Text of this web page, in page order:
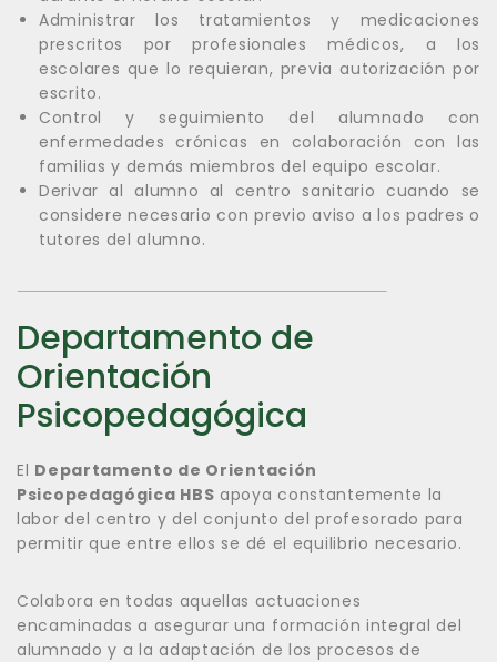
Administrar los tratamientos y medicaciones
prescritos por profesionales médicos, a los
escolares que lo requieran, previa autorización por
escrito.
Control y seguimiento del alumnado con
enfermedades crónicas en colaboración con las
familias y demás miembros del equipo escolar.
Derivar al alumno al centro sanitario cuando se
considere necesario con previo aviso a los padres o
tutores del alumno.
Departamento de
Orientación
Psicopedagógica
El Departamento de Orientación
Psicopedagógica HBS apoya constantemente la
labor del centro y del conjunto del profesorado para
permitir que entre ellos se dé el equilibrio necesario.
Colabora en todas aquellas actuaciones
encaminadas a asegurar una formación integral del
alumnado y a la adaptación de los procesos de